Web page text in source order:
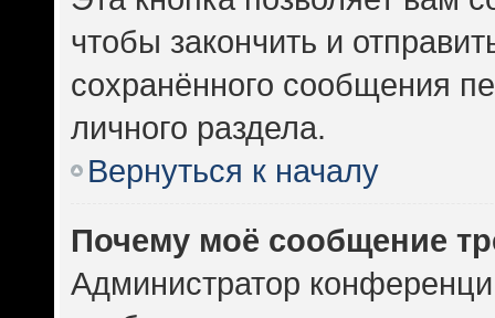
чтобы закончить и
сохранённого сообщения
личного раздела.
Вернуться к началу
Почему моё сообщение
Администратор